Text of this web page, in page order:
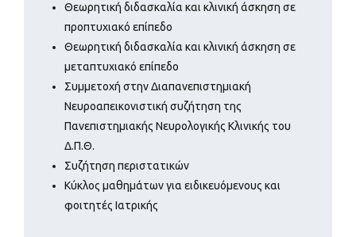
Θεωρητική διδασκαλία και κλινική άσκηση σε
προπτυχιακό επίπεδο
Θεωρητική διδασκαλία και κλινική άσκηση σε
μεταπτυχιακό επίπεδο
Συμμετοχή στην Διαπανεπιστημιακή
Νευροαπεικονιστική συζήτηση της
Πανεπιστημιακής Νευρολογικής Κλινικής του
Δ.Π.Θ.
Συζήτηση περιστατικών
Κύκλος μαθημάτων για ειδικευόμενους και
φοιτητές Ιατρικής